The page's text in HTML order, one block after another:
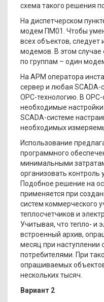
схема такого решения
На диспетчерском
модем ПМ01. Чтобы
всех объектов, следует
модемов. В этом
по группам – один
На АРМ оператора
сервер и любая
ОРС-технологию. В ОРС-
необходимые
SCADA-системе
необходимых
Использование
программного
минимальными
организовать контроль
Подобное решение на
применяется при
систем коммерческого
теплосчетчиков и
Учитывая, что тепло- и
встроенный архив,
месяц при наступлении
потребителями. При
опрашиваемых
нескольких тысяч.
Вариант 2